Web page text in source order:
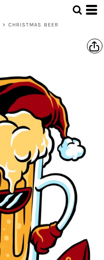
> CHRISTMAS BEER